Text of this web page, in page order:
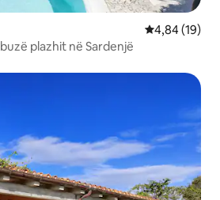
Vlerësimi
4,84 (19)
plazhit në Sardenjë